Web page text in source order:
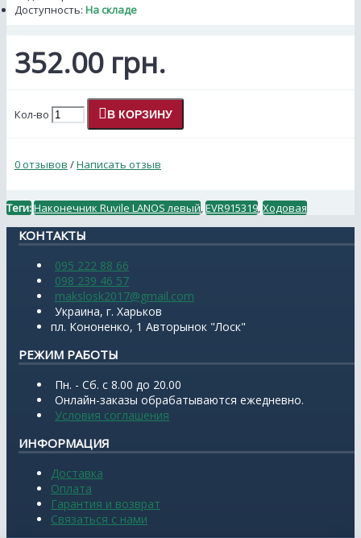
Доступность: На складе
352.00 грн.
Кол-во В КОРЗИНУ
0 отзывов /Написать отзыв
Теги:Наконечник Ruvile LANOS левый EVR915319 Ходовая
КОНТАКТЫ
095 222 88 66
098 239 46 57
makslosk2017@gmail.com
Украина, г. Харьков
пл. Кононенко, 1 Авторынок "Лоск"
РЕЖИМ РАБОТЫ
Пн. - Сб. с 8.00 до 20.00
Онлайн-заказы обрабатываются ежедневно.
Условия соглашения
ИНФОРМАЦИЯ
Доставка
Оплата
Гарантия и возврат
Связаться с нами